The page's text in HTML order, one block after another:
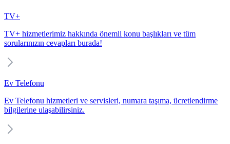
TV+
TV+ hizmetlerimiz hakkında önemli konu başlıkları ve tüm
sorularınızın cevapları burada!
Ev Telefonu
Ev Telefonu hizmetleri ve servisleri, numara taşıma, ücretlendirme
bilgilerine ulaşabilirsiniz.